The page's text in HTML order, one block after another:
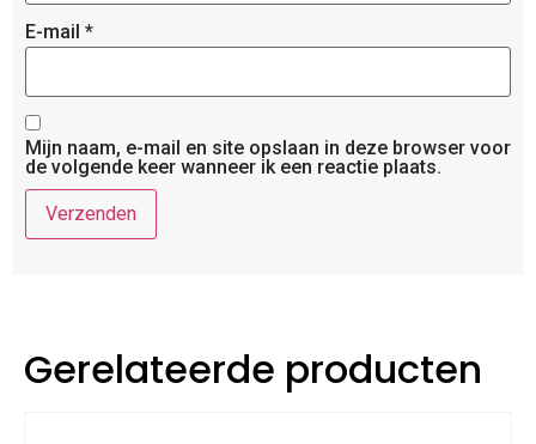
E-mail *
Mijn naam, e-mail en site opslaan in deze browser voor
de volgende keer wanneer ik een reactie plaats.
Gerelateerde producten